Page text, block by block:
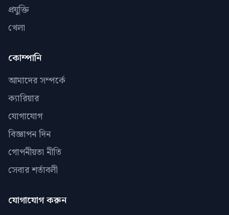
প্রযুক্তি
খেলা
কোম্পানি
আমাদের সম্পর্কে
ক্যারিয়ার
যোগাযোগ
বিজ্ঞাপন দিন
গোপনীয়তা নীতি
সেবার শর্তাবলী
যোগাযোগ করুন